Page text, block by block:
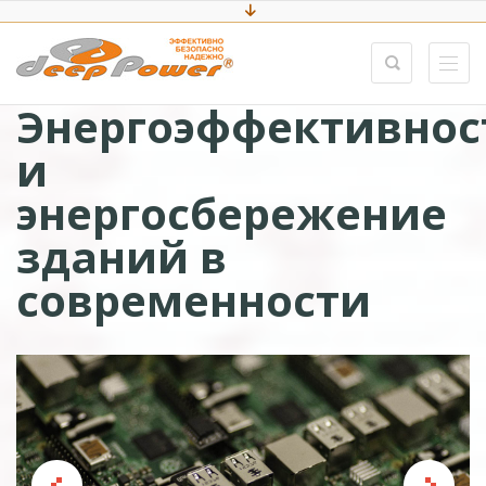
и
энергосбережение
зданий в
современности